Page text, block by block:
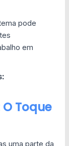
pode
em
Toque
uma parte da